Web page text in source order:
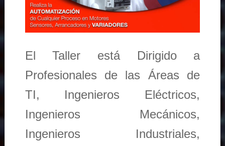
El Taller está Dirigido a
Profesionales de las Áreas de
TI, Ingenieros Eléctricos,
Ingenieros Mecánicos,
Ingenieros Industriales,